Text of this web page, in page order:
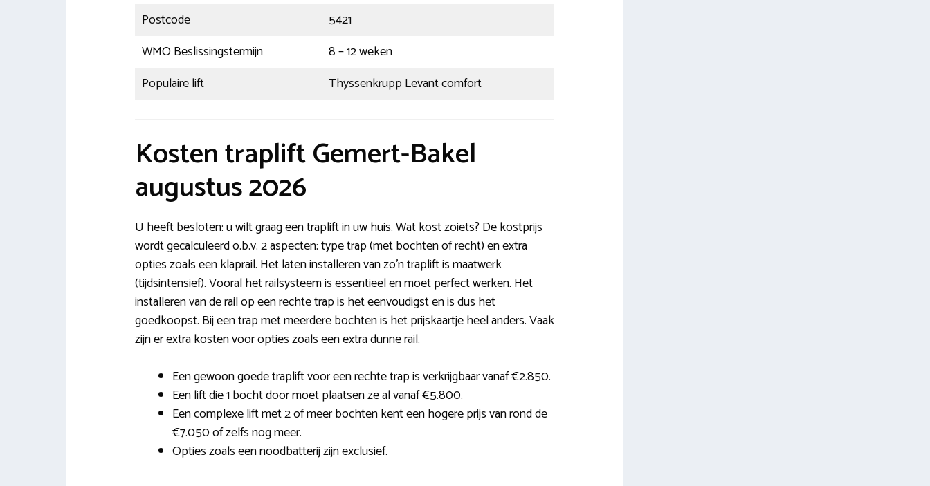
Postcode
5421
WMO Beslissingstermijn
8 – 12 weken
Populaire lift
Thyssenkrupp Levant comfort
Kosten traplift Gemert-Bakel
augustus 2026
U heeft besloten: u wilt graag een traplift in uw huis. Wat kost zoiets? De kostprijs
wordt gecalculeerd o.b.v. 2 aspecten: type trap (met bochten of recht) en extra
opties zoals een klaprail. Het laten installeren van zo’n traplift is maatwerk
(tijdsintensief). Vooral het railsysteem is essentieel en moet perfect werken. Het
installeren van de rail op een rechte trap is het eenvoudigst en is dus het
goedkoopst. Bij een trap met meerdere bochten is het prijskaartje heel anders. Vaak
zijn er extra kosten voor opties zoals een extra dunne rail.
Een gewoon goede traplift voor een rechte trap is verkrijgbaar vanaf €2.850.
Een lift die 1 bocht door moet plaatsen ze al vanaf €5.800.
Een complexe lift met 2 of meer bochten kent een hogere prijs van rond de
€7.050 of zelfs nog meer.
Opties zoals een noodbatterij zijn exclusief.